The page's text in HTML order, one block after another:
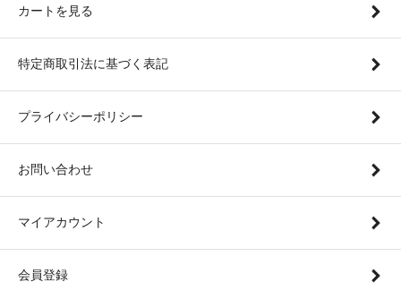
カートを見る
特定商取引法に基づく表記
プライバシーポリシー
お問い合わせ
マイアカウント
会員登録